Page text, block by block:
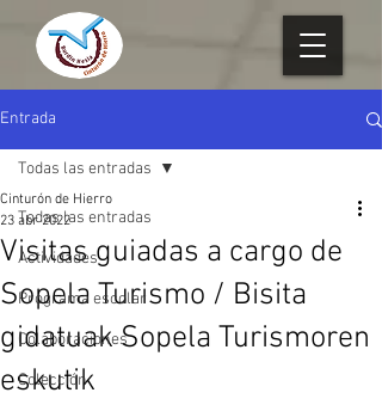
Entrada
Todas las entradas
Actividades
Programa escolar
Colaboraciones
Colección
Todas las entradas
Visitas guiadas a cargo de
Sopela Turismo / Bisita
gidatuak Sopela Turismoren
eskutik
Cinturón de Hierro
23 abr 2022